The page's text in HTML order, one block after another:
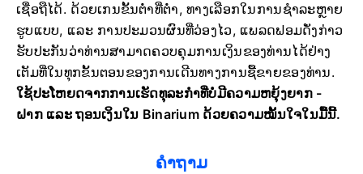
ເຊື່ອຖືໄດ້. ດ້ວຍເກນຂັ້ນຕ່ຳທີ່ຕໍ່າ, ທາງເລືອກໃນການຊໍາລະຫຼາຍ
ຮູບແບບ, ແລະ ການປະມວນຜົນທີ່ວ່ອງໄວ, ແພລດຟອມດັ່ງກ່າວ
ຮັບປະກັນວ່າທ່ານສາມາດຄວບຄຸມການເງິນຂອງທ່ານໄດ້ຢ່າງ
ເຕັມທີ່ໃນທຸກຂັ້ນຕອນຂອງການເດີນທາງການຊື້ຂາຍຂອງທ່ານ.
ໃຊ້ປະໂຫຍດຈາກການເຮັດທຸລະກໍາທີ່ບໍ່ມີຄວາມຫຍຸ້ງຍາກ -
ຝາກ ແລະ ຖອນເງິນໃນ Binarium ດ້ວຍຄວາມໝັ້ນໃຈໃນມື້ນີ້.
ຄໍາຖາມ